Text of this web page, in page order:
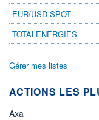
EUR/USD SPOT
TOTALENERGIES
Gérer mes listes
ACTIONS LES
Axa